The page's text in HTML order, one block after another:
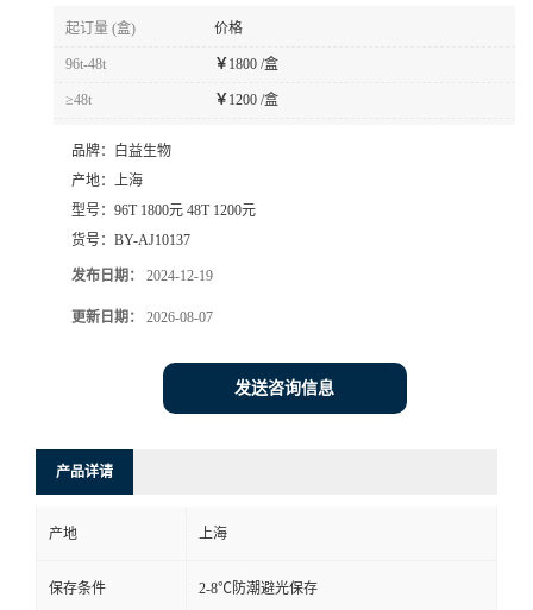
起订量 (盒) 价格
96t-48t ￥ 1800 /盒
≥48t ￥ 1200 /盒
品牌：
白益生物
产地： 上海
型号： 96T 1800元 48T 1200元
货号： BY-AJ10137
发布日期： 2024-12-19
更新日期： 2026-08-07
发送咨询信息
产品详请
产地 上海
保存条件 2-8℃防潮避光保存